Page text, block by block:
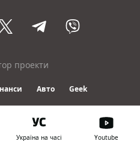
проекти
Авто Geek
Informator
Україна на часі Youtube